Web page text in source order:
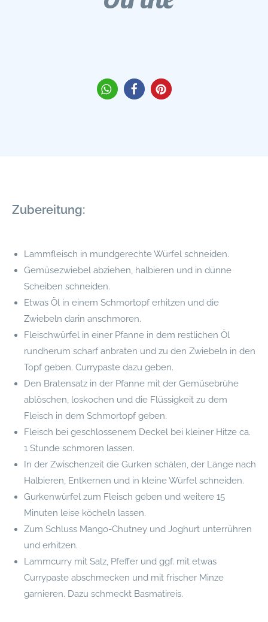
Zubereitung:
Lammfleisch in mundgerechte Würfel schneiden.
Gemüsezwiebel abziehen, halbieren und in dünne
Scheiben schneiden.
Etwas Öl in einem Schmortopf erhitzen und die
Zwiebeln darin anschmoren.
Fleischwürfel in einer Pfanne in dem restlichen Öl
rundherum scharf anbraten und zu den Zwiebeln in den
Topf geben. Currypaste dazu geben.
Den Bratensatz in der Pfanne mit der Gemüsebrühe
ablöschen, loskochen und die Flüssigkeit zu dem
Fleisch in dem Schmortopf geben.
Fleisch bei geschlossenem Deckel bei kleiner Hitze ca.
1 Stunde schmoren lassen.
In der Zwischenzeit die Gurken schälen, der Länge nach
Halbieren, Entkernen und in kleine Würfel schneiden.
Gurkenwürfel zum Fleisch geben und weitere 15
Minuten leise köcheln lassen.
Zum Schluss Mango-Chutney und Joghurt unterrühren
und erhitzen.
Lammcurry mit Salz, Pfeffer und ggf. mit etwas
Currypaste abschmecken und mit frischer Minze
garnieren. Dazu schmeckt Basmatireis.